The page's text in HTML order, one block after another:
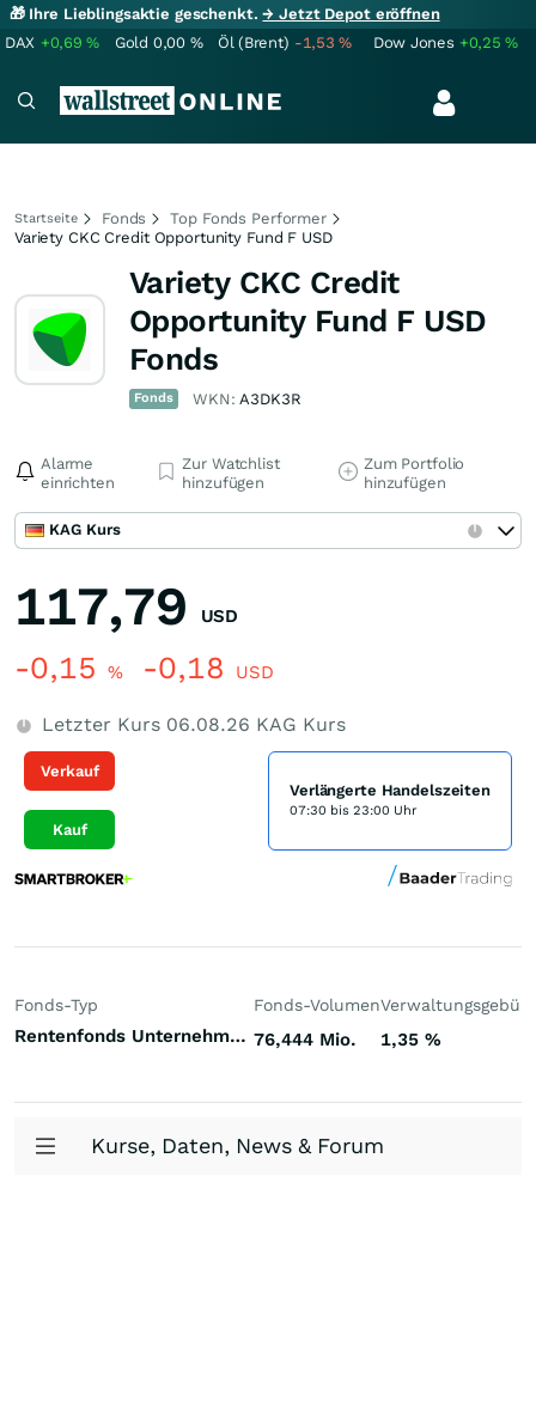
🎁 Ihre Lieblingsaktie geschenkt.→ Jetzt Depot eröffnen
DAX +0,69% Gold 0,00 % Öl (Brent) -1,53% Dow Jones +0,25%
Startseite Fonds
Top Fonds Performer
Variety CKC Credit Opportunity Fund F USD
Variety CKC Credit
Opportunity Fund F USD
Fonds
Fonds WKN:A3DK3R
Alarme
einrichten
Zur Watchlist
hinzufügen
Zum Portfolio
hinzufügen
KAG Kurs
117,79 USD
-0,15 % -0,18 USD
Letzter Kurs 06.08.26 KAG Kurs
Verkauf
Kauf
Verlängerte Handelszeiten
07:30 bis 23:00 Uhr
Fonds-Typ
Rentenfonds Unternehmensanleihen höherverzinst USA US-Dollar
Fonds-Volumen
76,444 Mio. 1,35 %
Kurse, Daten, News & Forum